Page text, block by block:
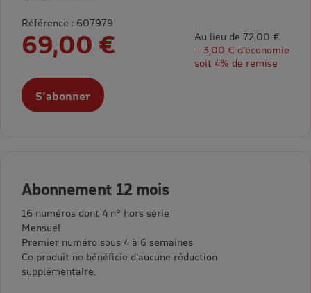
Référence : 607979
69,00 €
Au lieu de 72,00 €
= 3,00 € d’économie
soit 4% de remise
S'abonner
Abonnement 12 mois
16 numéros dont 4 n° hors série
Mensuel
Premier numéro sous 4 à 6 semaines
Ce produit ne bénéficie d’aucune réduction
supplémentaire.